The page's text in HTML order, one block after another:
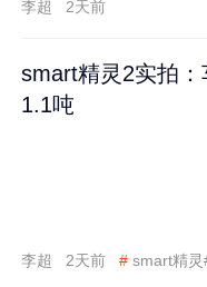
李超 2天前
smart精灵2实拍
1.1吨
李超 2天前 # smart精灵